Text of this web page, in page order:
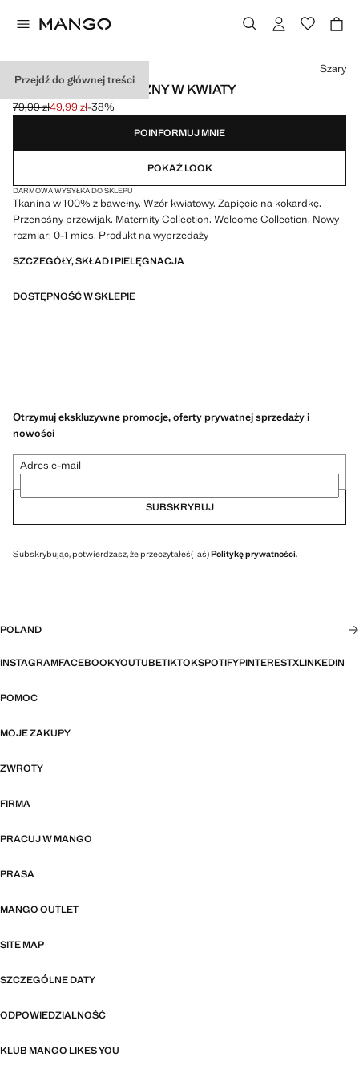
Przejdź do głównej treści
PRZEWIJAK PODRÓŻNY W KWIATY
Skreślona cena początkowa [79,99 zł ]
79,99 zł
Aktualna cena [49,99 zł ]
49,99 zł-38%
Wybierz kolor
Szary
POINFORMUJ MNIE
POKAŻ LOOK
DARMOWA WYSYŁKA DO SKLEPU
Tkanina w 100% z bawełny. Wzór kwiatowy. Zapięcie na kokardkę.
Przenośny przewijak. Maternity Collection. Welcome Collection. Nowy
rozmiar: 0-1 mies. Produkt na wyprzedaży
SZCZEGÓŁY, SKŁAD I PIELĘGNACJA
DOSTĘPNOŚĆ W SKLEPIE
Otrzymuj ekskluzywne promocje, oferty prywatnej sprzedaży i
nowości
Adres e-mail
SUBSKRYBUJ
Subskrybując, potwierdzasz, że przeczytałeś(-aś)Politykę prywatności.
POLAND
INSTAGRAMFACEBOOKYOUTUBETIKTOKSPOTIFYPINTERESTXLINKEDIN
POMOC
MOJE ZAKUPY
ZWROTY
FIRMA
PRACUJ W MANGO
PRASA
MANGO OUTLET
SITE MAP
SZCZEGÓLNE DATY
ODPOWIEDZIALNOŚĆ
KLUB MANGO LIKES YOU